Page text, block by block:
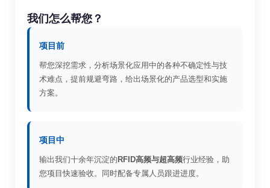
我们怎么帮您？
项目前
帮您深挖需求，分析场景化应用中的各种不确定性与技
术难点，提前规避弯路，给出场景化的产品选型和实施
方案。
项目中
输出我们十余年沉淀的 RFID高频与超高频行业经验，助
您项目快速验收。同时配备专属人员跟进进度。